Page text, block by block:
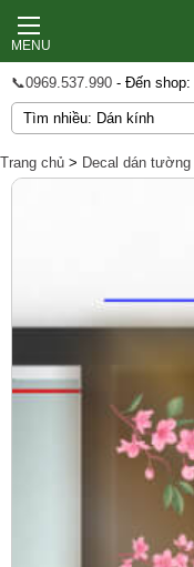
MENU
📞0969.537.990 - Đến shop:
Trang chủ > Decal dán tường